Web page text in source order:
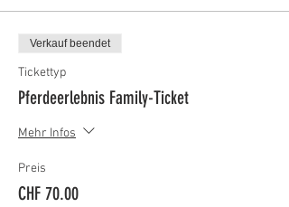
Verkauf beendet
Tickettyp
Pferdeerlebnis Family-Ticket
Mehr Infos
Preis
CHF 70.00